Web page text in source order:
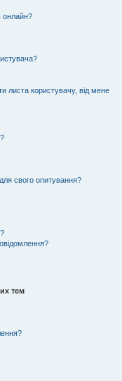
онлайн?
листа користувачу, від мене
свого опитування?
тем